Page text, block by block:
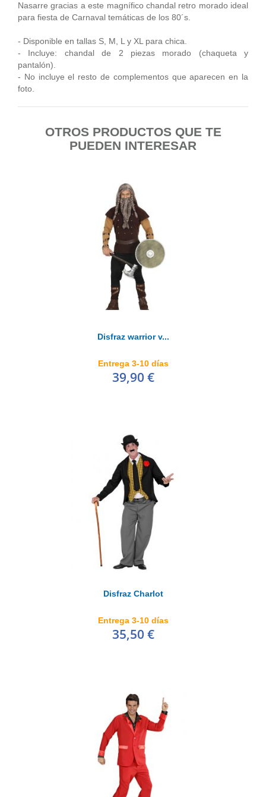
Nasarre gracias a este magnífico chandal retro morado ideal
para fiesta de Carnaval temáticas de los 80´s.
- Disponible en tallas S, M, L y XL para chica.
- Incluye: chandal de 2 piezas morado (chaqueta y
pantalón).
- No incluye el resto de complementos que aparecen en la
foto.
OTROS PRODUCTOS QUE TE
PUEDEN INTERESAR
Disfraz warrior v...
Entrega 3-10 días
39,90 €
Disfraz Charlot
Entrega 3-10 días
35,50 €